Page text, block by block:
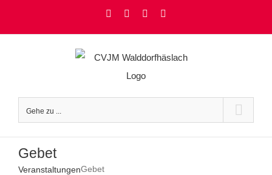
FacebookInstagramYouTube
Gehe zu ...
Gebet
VeranstaltungenGebet